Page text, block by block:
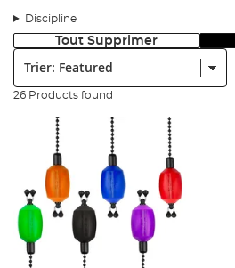
Discipline
Tout Supprimer
26 Products found